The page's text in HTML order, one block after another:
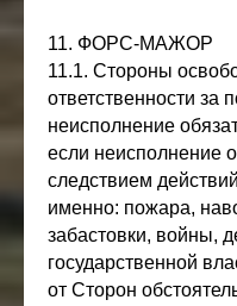
11. ФОРС-МАЖОР
11.1. Стороны
ответственности за
неисполнение
если неисполнение
следствием
именно: пожара,
забастовки, войны,
государственной
от Сторон